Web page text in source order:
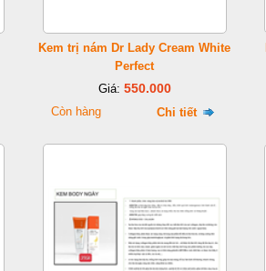
Kem trị nám Dr Lady Cream White
Perfect
Giá: 550.000
Còn hàng Chi tiết